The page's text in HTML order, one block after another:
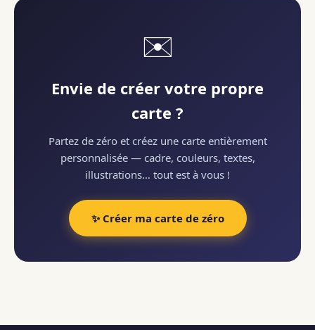
✉️
Envie de créer votre propre
carte ?
Partez de zéro et créez une carte entièrement
personnalisée — cadre, couleurs, textes,
illustrations… tout est à vous !
✨ Créer ma carte de zéro